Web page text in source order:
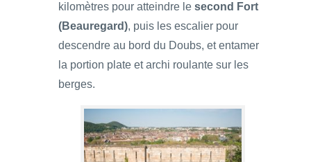
kilomètres pour atteindre le second Fort
(Beauregard), puis les escalier pour
descendre au bord du Doubs, et entamer
la portion plate et archi roulante sur les
berges.